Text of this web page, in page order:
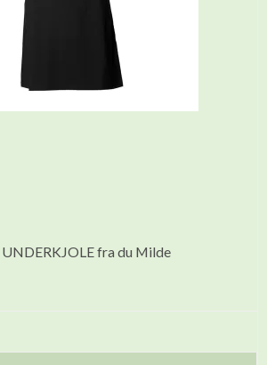
fra du Milde